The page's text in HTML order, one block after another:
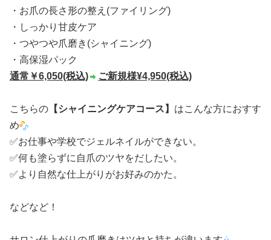
・お爪の長さ形の整え(ファイリング)
・しっかり甘皮ケア
・つやつや爪磨き(シャイニング)
・高保湿パック
通常￥6,050(税込)
ご新規様¥4,950(税込)
こちらの 【シャイニングケアコース】 はこんな方におすす
め
✅お仕事や学校でジェルネイルができない。
✅何も塗らずに自爪のツヤをだしたい。
✅より自然な仕上がりがお好みのかた。
などなど！